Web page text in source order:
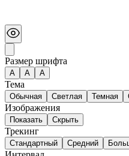
Размер шрифта
А A A
Тема
Обычная Светлая Темная
Изображения
Показать Скрыть
Трекинг
Стандартный Средний